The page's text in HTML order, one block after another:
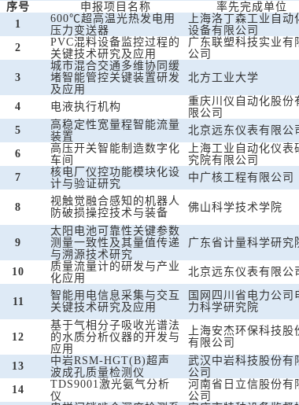
序号
申报项目名称 率先完成单位
1
600℃超高温光热发电用
压力变送器
上海洛丁森工业自动
设备有限公司
2
PVC混料设备监控过程的
关键技术研究及应用
广东联塑科技实业有
公司
3
城市混合交通多维协同缓
堵智能管控关键装置研发
及应用
北方工业大学
4 电液执行机构
重庆川仪自动化股份
限公司
5
高稳定性宽量程智能流量
装置
北京远东仪表有限公
6
高压开关智能制造数字化
车间
上海工业自动化仪表
究院有限公司
7
核电厂仪控功能模块化设
计与验证研究
中广核工程有限公司
8
视触觉融合感知的机器人
防破损操控技术与装备
佛山科学技术学院
9
太阳电池可靠性关键参数
测量一致性及其量值传递
与溯源技术研究
广东省计量科学研究
10
质量流量计的研发与产业
化应用
北京远东仪表有限公
11
智能用电信息采集与交互
关键技术研究及应用
国网四川省电力公司
力科学研究院
12
基于气相分子吸收光谱法
的水质分析仪器的开发与
应用
上海安杰环保科技股
有限公司
13
中岩RSM-HGT(B)超声
波成孔质量检测仪
武汉中岩科技股份有
公司
14
TDS9001激光氨气分析
仪
河南省日立信股份有
公司